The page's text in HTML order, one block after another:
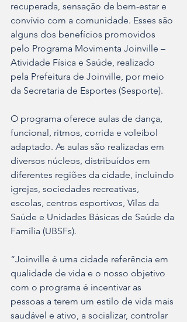
recuperada, sensação de bem-estar e
convívio com a comunidade. Esses são
alguns dos benefícios promovidos
pelo Programa Movimenta Joinville –
Atividade Física e Saúde, realizado
pela Prefeitura de Joinville, por meio
da Secretaria de Esportes (Sesporte).
O programa oferece aulas de dança,
funcional, ritmos, corrida e voleibol
adaptado. As aulas são realizadas em
diversos núcleos, distribuídos em
diferentes regiões da cidade, incluindo
igrejas, sociedades recreativas,
escolas, centros esportivos, Vilas da
Saúde e Unidades Básicas de Saúde da
Família (UBSFs).
“Joinville é uma cidade referência em
qualidade de vida e o nosso objetivo
com o programa é incentivar as
pessoas a terem um estilo de vida mais
saudável e ativo, a socializar, controlar